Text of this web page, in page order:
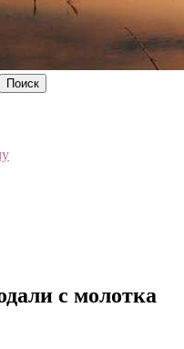
с молотка